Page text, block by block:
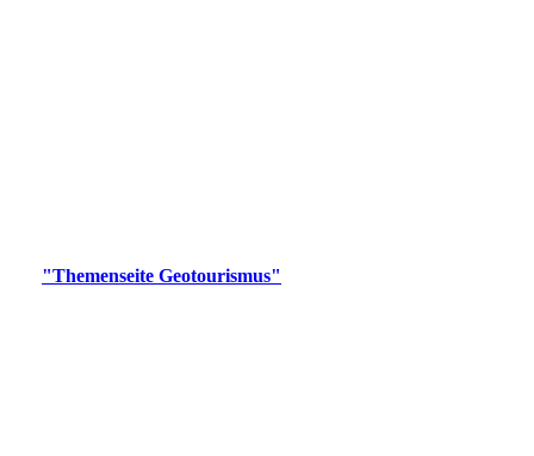
"Themenseite Geotourismus"